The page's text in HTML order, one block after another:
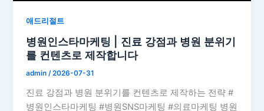
애드리절트
병원인스타마케팅 | 진료 강점과 병원 분위기
를 컨텐츠로 제작합니다
admin/2026-07-31
진료 강점과 병원 분위기를 컨텐츠로 제작하는 전략 #
병원인스타마케팅 #병원SNS마케팅 #의료마케팅 병원